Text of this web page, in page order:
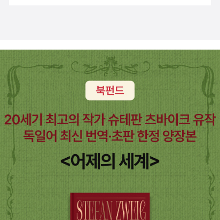
우스에(게) 맹세코'(『파이드로스』 229c 구판 22쪽, 261a 구판 89
쪽, 『메논』 95b 구판 200쪽), '우정의 신인 제우스에게 걸고'(『파이
드로스』 234e 구판 33쪽), '헤라에 맹세코'(『파이드로스』 230b 구
판 24쪽)와 같이 평범하게(?) 신에게 걸고 맹세한다는 표현도 있다.
이에 관하여 천병희 선생님은 역주 13 (구판 21쪽)에 다음과 같은 설
명을 붙이셨다.천병희 역주: '당시 그리스인들은 대개 제우스에 걸고
맹세했지만, 맹세할 때 신의 이름을 함부로 부르는 것을 피하려고 플
라타너스나 양배추 따위의 식물이라든가 거위, 개, 양 따위의 동물에
걸고 맹세하기도 했다.' 그런데 조금 찾아 보았더니, 천병희 선생님의
위와 같은 설명은 불충분한 것이다. 먼저 Judith Fletcher, Perfor
ming Oaths in Classical Greek Drama (Cambridge Universit
y Press, 2011)에는 다음과 같은 설명이 있다. '희극 작가들'은 웃기
쪽 사람들은 겪지 않았을 일이었다... 위청룡은 북한의 무모한 대남공
작과 그에 맞서는 남한의 무리한 수사 사이에 끼어 비참하게 삶을 마
감한 억울한 법률가였다. 별이 저절로 굴러 손에 들어오던 시대였으
나 동시에 누구도 안정하지 못한 시대였다. _ 김두식, <법률가들> , p
428/526 그렇지만, 자신의 생명을 위협하는 군사정권의 압력에서
도 과거의 사법부는 자신들의 사찰에도 너그러운 그들의 후배들과는
달리 그냥 물러서지 않았다. 사법파동을 위해 양심을 가진 판사들이
사직서를 던져가며 저항을 했지만, 그럼에도 불구하고 한국 사법부는
인혁당 사건(1964), 동백림 사건(1967) 등을 거치며 서서히 몰락해
갔음을 우리는 한홍구의 <사법부>에서 확인할 수 있다. 사법파동은
사법부 스스로 독립성을 확보하기 위해 정치권력에 맞섰다는 점에서
의미있는 시도였지만, 사법파동의 허망한 결말은 오히려 사법부로 하
일본 회의의 정체> 中 종교적 차이에서 비롯된 작은 이견들을 버리
고 하나로 대동단결하여 일본회의라는 정치집단으로 결집했다. 거기
에 배경음악처럼 깔린 것이 바로 전쟁전 체제, 즉 천황 중심 국가체제
로의 회귀 욕구다.(p149) <일본 회의의 정체> 中 일본 천황을 중심
으로 한 제2차 세계대전 이전의 제국주의 국가로의 복귀. 이것이 그
들이 추구하는 이상향(理想鄕, Utopia)이다. 여기에 이르기 위해
그들은 평화헌법의 개정을 요구하면서 '군국주의 軍國主義'로의 부
활을 꿈꾸고 있다는 것이 저자의 결론이다. 그렇다면, 그들이 추구하
는 전쟁 전 체제 안의 천황(일왕) 이미지는 어떤 것이어야할까. 루스
베네딕트(Ruth Benedict, 1887 ~ 1948)의 <국화와 칼 The Ch
rysanthemum and the Sword : Patterns of Japanese Cultur
e>에서 천황에 대해 언급한 부분을 찾아보자. 일본인들은 한결같이
C 7세기 ?)는 민중의 삶을 노래하면서 영웅이 아닌 일반인의 삶을 노
래한다. 헤시오도스가 <일들과 날들> <신들의 계보>를 통해 신화를
민중의 관점에서 새롭게 해석하면서 이제 시민계급이 새로운 교육의
주체로 떠오르게 되었다. 우리 관점에서 보면 이제까지 의식적 교육
에서 배재되었던 민중계급은 헤시오도스 서사시에서 정신적 자기 형
성을 완수한다. 이때 민중은 상류 사회의 문화가 그들에게 제공한 이
점들, 특히 궁정문학의 정신적 형식들을 활용하고, 민중 삶의 근원에
서 그들 고유의 내용과 정신을 길어 올린다.(p136) <파이데이아 1>
中 <일들과 날들>의 근본사상, 정의와 노동의 관계가 바로 연결 고
리였다. 평화로운 노동경쟁을 불러일으키는 선한 에리스만이, 대지에
질투와 갈등이 만연하는 것을 저지할 유일한 신성이다. 노동은 인간
에게 힘겨운 강제이며 불가피한 것이다... 이런 경험을 시인 헤시오도
sis, Euthydemus, Protagoras, Gorgias, Meno, Hippias majo
r, Hippias minor, Io, MenexenusVol. IV : Clitopho, Res Public
a, Timaeus, CritiasVol. V : Minos, Leges, Epinomis, Epistula
e, Definitiones et SpuriaThe same dialogues, in a different
order, are available, with Greek text and English translation,
in the 12 volumes edition of the already mentioned Loeb c
ollectionVol. I: Euthyphro, Apology, Crito, Phaedo, Phaedru
s, translated by H. N. FowlerVol. II: Laches, Protagoras, Me
no, Euthydemus, translated by W. R. M. LambVol. III: Lysis,
Symposium, Gorgias, translated by W. R. M. LambVol. IV: C
ratylus, Parmenides, Greater Hipias, Lesser Hippias, transla
ted by H. N. FowlerVol. V: The Republic, books I-V, translat
ed by Paul ShoreyVol. VI: The Republic, books VI-X, transl
비교해볼 수 있겠다. 플라톤 번역과 관련해서는 정암학당의 전집 번
역이 여기에 추가될 수 있을 텐데, 결정적으로 아직 <국가>와 <법률
>이 나오지 않고 있다. 그래도 언젠가 나오게 되면 3종의 번역본이
플라톤의 원전 번역을 삼분하겠다. '삼분지대계'란 이런 경우에도 해
당하겠다...16. 12. 20.